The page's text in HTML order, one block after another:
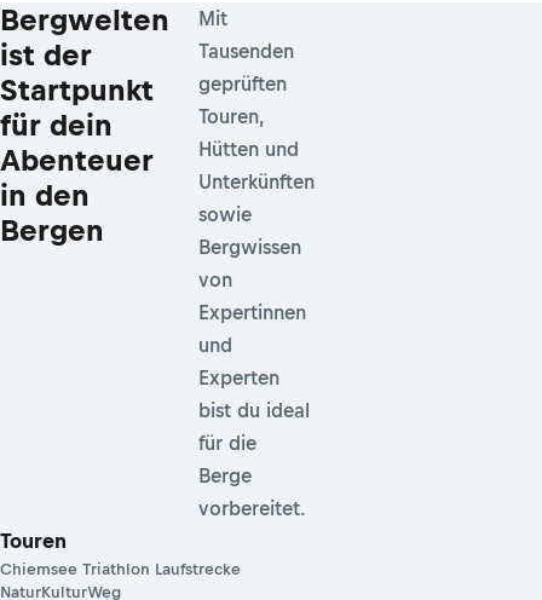
Bergwelten
ist der
Startpunkt
für dein
Abenteuer
in den
Bergen
Mit
Tausenden
geprüften
Touren,
Hütten und
Unterkünften
sowie
Bergwissen
von
Expertinnen
und
Experten
bist du ideal
für die
Berge
vorbereitet.
Touren
Chiemsee Triathlon Laufstrecke
NaturKulturWeg